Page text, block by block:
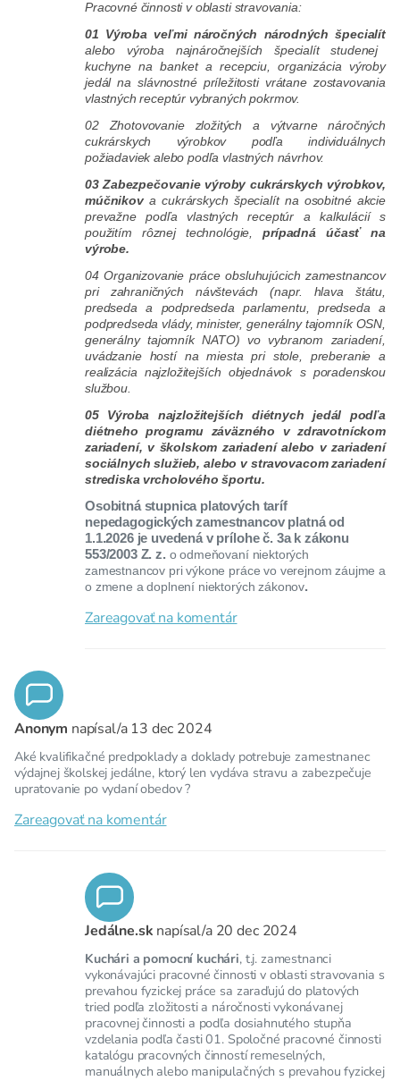
Pracovné činnosti v oblasti stravovania:
01 Výroba veľmi náročných národných špecialít
alebo výroba najnáročnejších špecialít studenej
kuchyne na banket a recepciu, organizácia výroby
jedál na slávnostné príležitosti vrátane zostavovania
vlastných receptúr vybraných pokrmov.
02 Zhotovovanie zložitých a výtvarne náročných
cukrárskych výrobkov podľa individuálnych
požiadaviek alebo podľa vlastných návrhov.
03 Zabezpečovanie výroby cukrárskych výrobkov,
múčnikova cukrárskych špecialít na osobitné akcie
prevažne podľa vlastných receptúr a kalkulácií s
použitím rôznej technológie,prípadná účasť na
výrobe.
04 Organizovanie práce obsluhujúcich zamestnancov
pri zahraničných návštevách (napr. hlava štátu,
predseda a podpredseda parlamentu, predseda a
podpredseda vlády, minister, generálny tajomník OSN,
generálny tajomník NATO) vo vybranom zariadení,
uvádzanie hostí na miesta pri stole, preberanie a
realizácia najzložitejších objednávok s poradenskou
službou.
05 Výroba najzložitejších diétnych jedál podľa
diétneho programu záväzného v zdravotníckom
zariadení, v školskom zariadení alebo v zariadení
sociálnych služieb, alebo v stravovacom zariadení
strediska vrcholového športu.
Osobitná stupnica platových taríf
nepedagogických zamestnancov platná od
1.1.2026 je uvedená v prílohe č. 3a k zákonu
553/2003 Z. z. o odmeňovaní niektorých
zamestnancov pri výkone práce vo verejnom záujme a
o zmene a doplnení niektorých zákonov.
Zareagovať na komentár
Anonym napísal/a 13 dec 2024
Aké kvalifikačné predpoklady a doklady potrebuje zamestnanec
výdajnej školskej jedálne, ktorý len vydáva stravu a zabezpečuje
upratovanie po vydaní obedov ?
Zareagovať na komentár
Jedálne.sk napísal/a 20 dec 2024
Kuchári a pomocní kuchári, t.j. zamestnanci
vykonávajúci pracovné činnosti v oblasti stravovania s
prevahou fyzickej práce sa zaraďujú do platových
tried podľa zložitosti a náročnosti vykonávanej
pracovnej činnosti a podľa dosiahnutého stupňa
vzdelania podľa časti 01. Spoločné pracovné činnosti
katalógu pracovných činností remeselných,
manuálnych alebo manipulačných s prevahou fyzickej